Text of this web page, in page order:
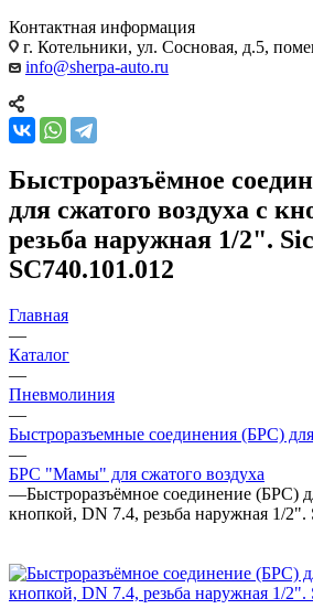
Контактная информация
г. Котельники, ул. Сосновая, д.5,
info@sherpa-auto.ru
Быстроразъёмное
для сжатого воздуха с
резьба наружная 1/2".
SC740.101.012
Главная
—
Каталог
—
Пневмолиния
—
Быстроразъемные соединения (БРС)
—
БРС "Мамы" для сжатого воздуха
—Быстроразъёмное соединение (БРС)
кнопкой, DN 7.4, резьба наружная 1/2".